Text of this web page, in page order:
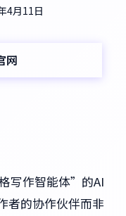
4月11日
网
写作智能体”的AI
者的协作伙伴而非